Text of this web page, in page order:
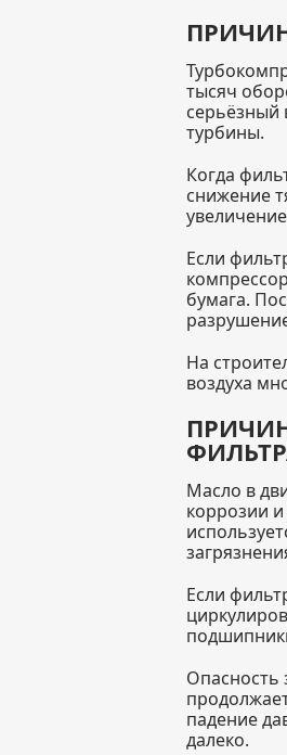
тысяч
серьёзный
турбины.
Когда
снижение
Если
бумага.
На
воздуха
Масло в
коррозии
Если
Опасность
падение
далеко.